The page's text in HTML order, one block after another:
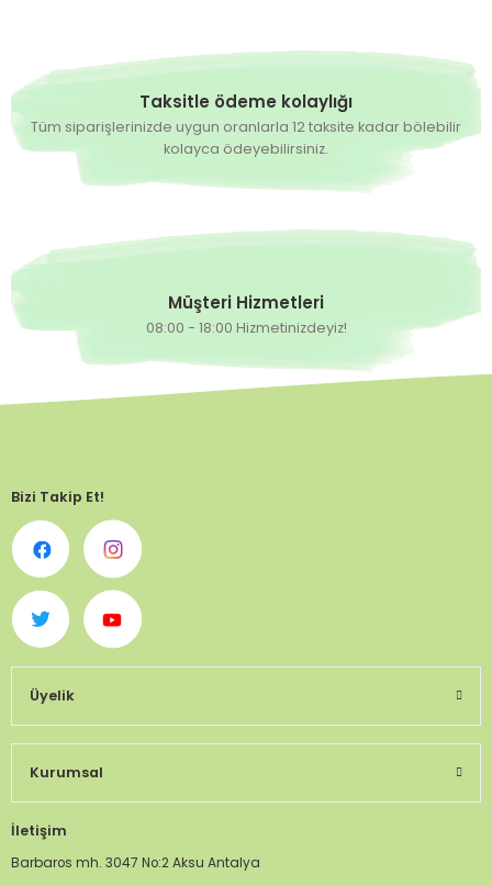
Taksitle ödeme kolaylığı
Tüm siparişlerinizde uygun oranlarla 12 taksite kadar bölebilir
kolayca ödeyebilirsiniz.
Müşteri Hizmetleri
08:00 - 18:00 Hizmetinizdeyiz!
Bizi Takip Et!
Üyelik
Kurumsal
İletişim
Barbaros mh. 3047 No:2 Aksu Antalya